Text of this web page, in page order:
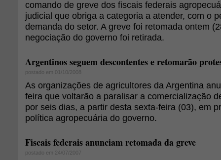
comando de greve dos fiscais federais
judicial que obriga a categoria a atender, com o
demanda do setor. A greve foi retomada ontem
negociação do governo foi retirada.
Argentinos seguem descontentes e retomarão
postado em 01/10/2008
As organizações de agricultores da Argentina
feira que voltarão a paralisar a comercialização
por seis dias, a partir desta sexta-feira (03), em
política agropecuária do governo.
Fiscais federais anunciam retomada da greve
postado em 24/07/2007